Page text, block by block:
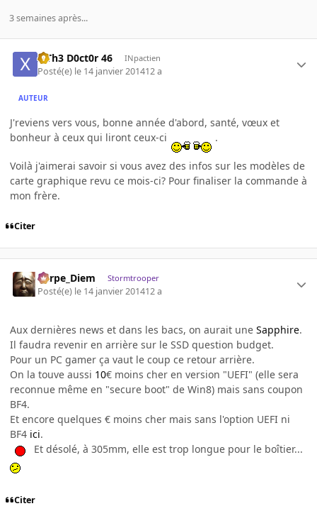
3 semaines après...
x Th3 D0ct0r 46 INpactien
Posté(e) le 14 janvier 201412 a
AUTEUR
J'reviens vers vous, bonne année d'abord, santé, vœux et
bonheur à ceux qui liront ceux-ci
.
Voilà j'aimerai savoir si vous avez des infos sur les modèles de
carte graphique revu ce mois-ci? Pour finaliser la commande à
mon frère.
Citer
Carpe_Diem Stormtrooper
Posté(e) le 14 janvier 201412 a
Aux dernières news et dans les bacs, on aurait une Sapphire.
Il faudra revenir en arrière sur le SSD question budget.
Pour un PC gamer ça vaut le coup ce retour arrière.
On la touve aussi 10€ moins cher en version "UEFI" (elle sera
reconnue même en "secure boot" de Win8) mais sans coupon
BF4.
Et encore quelques € moins cher mais sans l'option UEFI ni
BF4 ici.
Et désolé, à 305mm, elle est trop longue pour le boîtier...
Citer